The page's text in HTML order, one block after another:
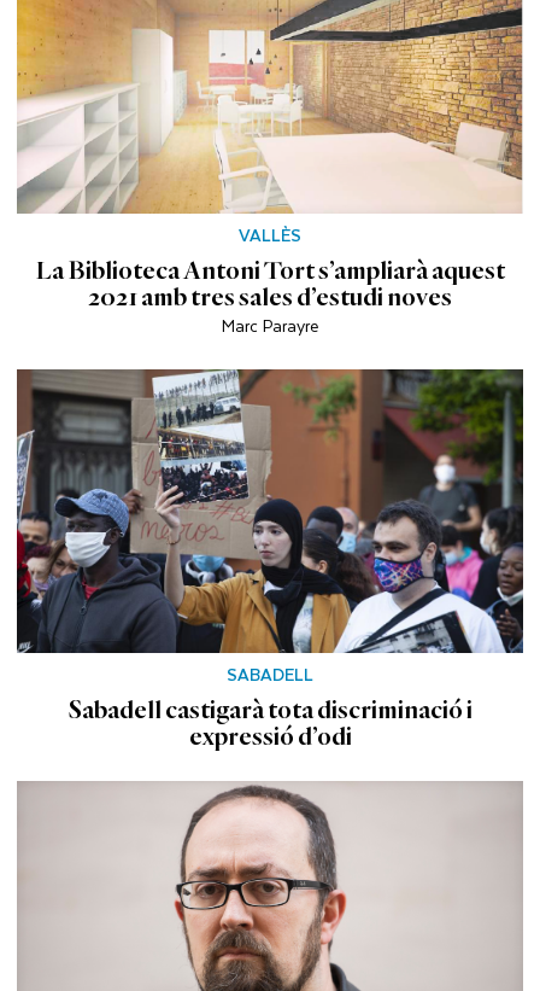
VALLÈS
La Biblioteca Antoni Tort s’ampliarà aquest
2021 amb tres sales d’estudi noves
Marc Parayre
SABADELL
Sabadell castigarà tota discriminació i
expressió d’odi